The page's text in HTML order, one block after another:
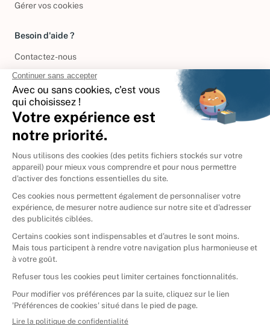
Gérer vos cookies
Besoin d'aide ?
Contactez-nous
International
🇪🇸Espagne
🇮🇹Italie
Donner vos livres